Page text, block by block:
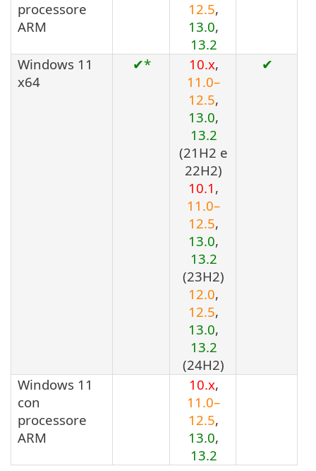
processore
ARM
12.5,
13.0,
13.2
Windows 11
x64
✔* 10.x,
11.0–
12.5,
13.0,
13.2
(21H2 e
22H2)
10.1 ,
11.0–
12.5,
13.0,
13.2
(23H2)
12.0,
12.5,
13.0,
13.2
(24H2)
✔
Windows 11
con
processore
ARM
10.x,
11.0–
12.5,
13.0,
13.2